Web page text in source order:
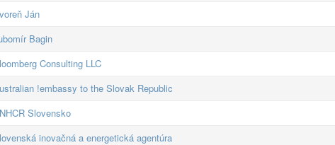
Ján
Bagin
Consulting LLC
!embassy to the Slovak Republic
Slovensko
inovačná a energetická agentúra